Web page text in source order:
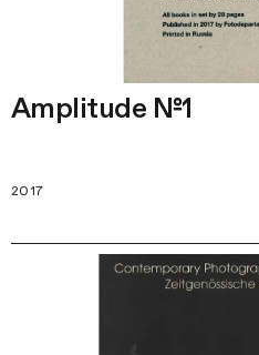
Amplitude №1
2017